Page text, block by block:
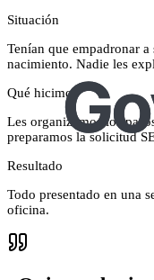
Situación
Tenían que empadronar
nacimiento. Nadie les
Qué hicimos
Les organizamos los
preparamos la solicitud
Resultado
Todo presentado en una
oficina.